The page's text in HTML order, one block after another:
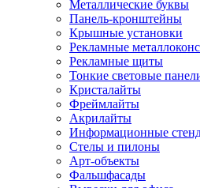
Металлические буквы
Панель-кронштейны
Крышные установки
Рекламные
Рекламные щиты
Тонкие световые
Кристалайты
Фреймлайты
Акрилайты
Информационные
Стелы и пилоны
Арт-объекты
Фальшфасады